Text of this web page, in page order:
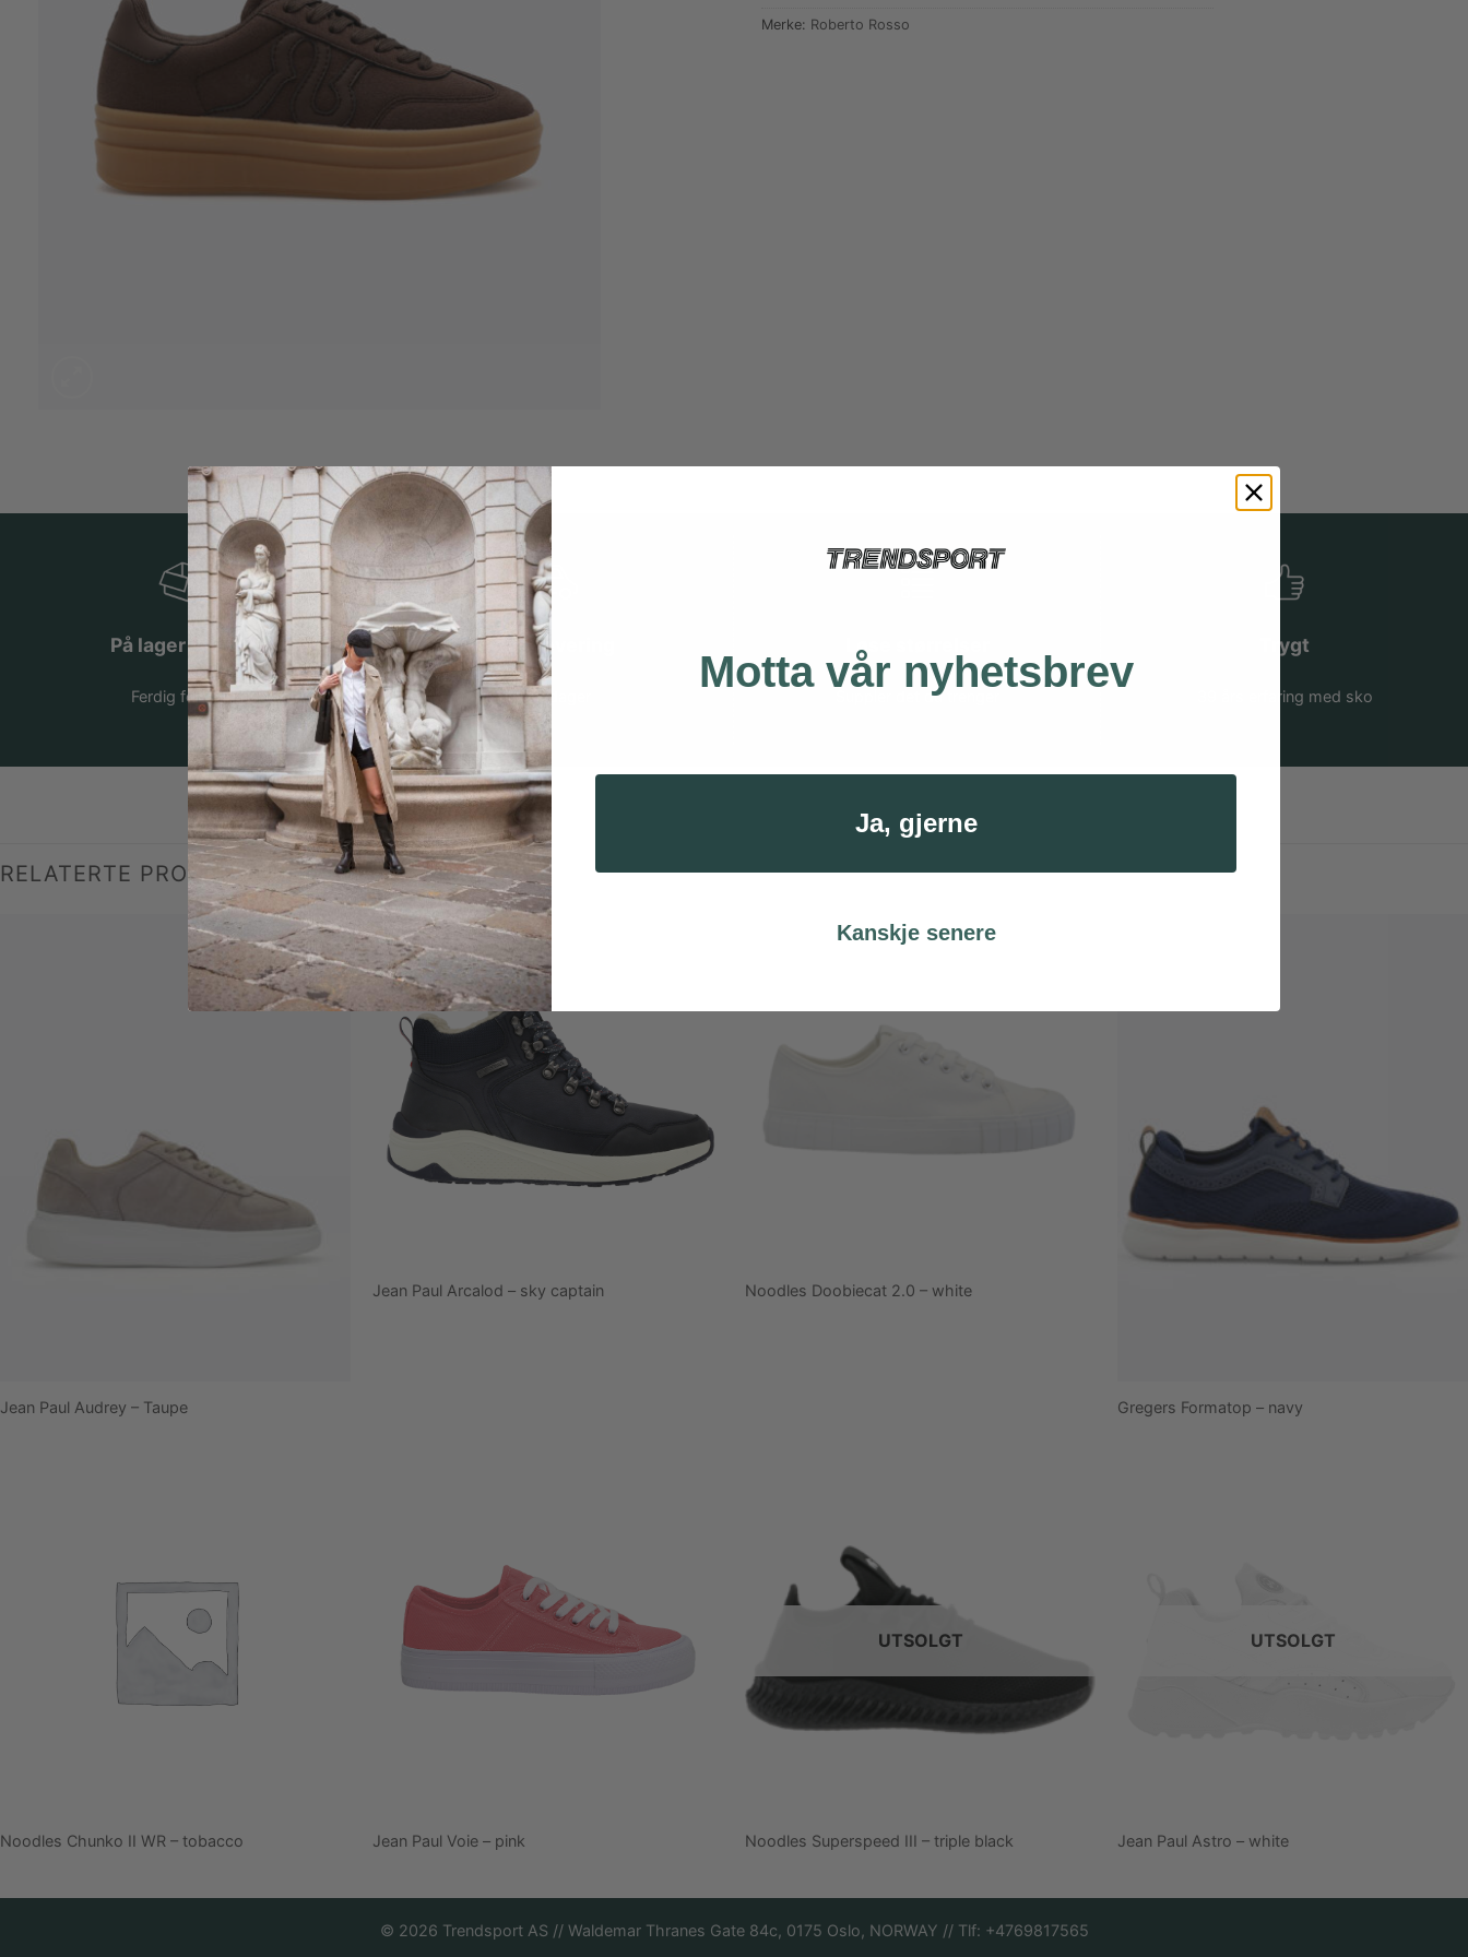
Merke: Roberto Rosso
På lager i Norge
Ferdig fortollet
Rask levering
1 - 4 dager
Løse størrelser
Suppler det du trenger
Trygt
39 års erfaring med sko
RELATERTE PRODUKTER
Jean Paul Audrey – Taupe
Jean Paul Arcalod – sky captain Noodles Doobiecat 2.0 – white
Gregers Formatop – navy
Noodles Chunko II WR – tobacco Jean Paul Voie – pink
UTSOLGT
Noodles Superspeed III – triple black
UTSOLGT
Jean Paul Astro – white
© 2026 Trendsport AS // Waldemar Thranes Gate 84c, 0175 Oslo, NORWAY // Tlf: +4769817565
Motta vår nyhetsbrev
Ja, gjerne
Kanskje senere